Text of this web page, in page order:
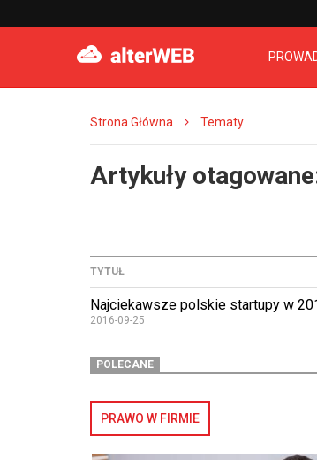
Strona Główna Tematy
Artykuły
TYTUŁ
Najciekawsze polskie startupy w
2016-09-25
POLECANE
PRAWO W FIRMIE